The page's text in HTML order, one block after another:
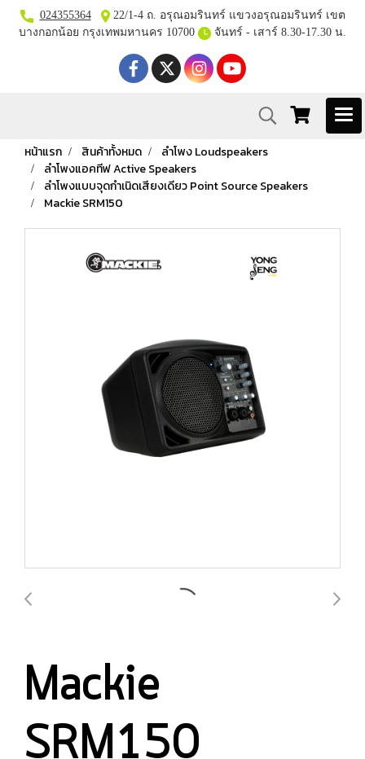
024355364
22/1-4 ถ. อรุณอมรินทร์ แขวงอรุณอมรินทร์ เขต
บางกอกน้อย กรุงเทพมหานคร 10700
จันทร์ - เสาร์ 8.30-17.30 น.
หน้าแรก สินค้าทั้งหมด
ลำโพง Loudspeakers
ลำโพงแอคทีฟ Active Speakers
ลำโพงแบบจุดกำเนิดเสียงเดียว Point Source Speakers
Mackie SRM150
Mackie
SRM150